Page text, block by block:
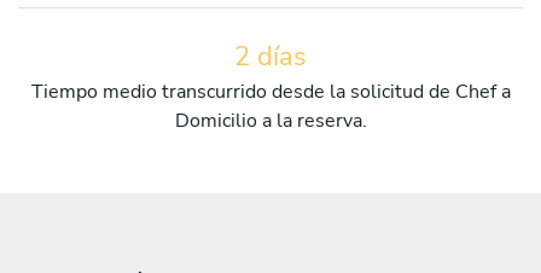
2 días
Tiempo medio transcurrido desde la solicitud de Chef a
Domicilio a la reserva.